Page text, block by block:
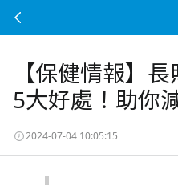
【保健情報】
5大好處！助你
2024-07-04 10:05:15